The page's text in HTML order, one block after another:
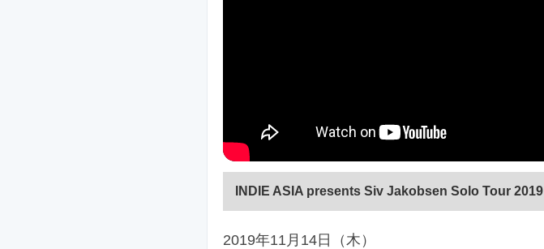
INDIE ASIA presents Siv Jakobsen Solo Tour 2019
2019年11月14日（木）